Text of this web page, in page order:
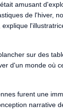
amusant
de l'hiver,
sur des
d'un monde où
furent une
narrative